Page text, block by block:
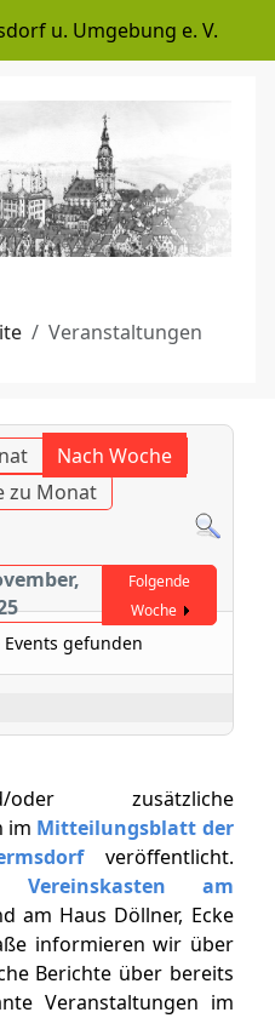
u. Umgebung e. V.
Veranstaltungen
Nach Woche
zu Monat
Folgende
Woche
gefunden
oder zusätzliche
im Mitteilungsblatt der
veröffentlicht.
Vereinskasten am
am Haus Döllner, Ecke
informieren wir über
Berichte über bereits
Veranstaltungen im